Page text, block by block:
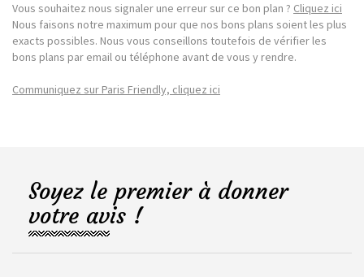
Vous souhaitez nous signaler une erreur sur ce bon plan ? Cliquez ici
Nous faisons notre maximum pour que nos bons plans soient les plus
exacts possibles. Nous vous conseillons toutefois de vérifier les
bons plans par email ou téléphone avant de vous y rendre.
Communiquez sur Paris Friendly, cliquez ici
Soyez le premier à donner
votre avis !